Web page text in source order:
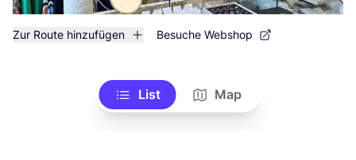
Zur Route hinzufügen Besuche Webshop
List Map